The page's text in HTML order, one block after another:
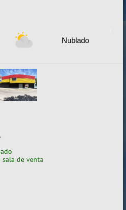
SALAS DE VENTA
Nublado
de venta